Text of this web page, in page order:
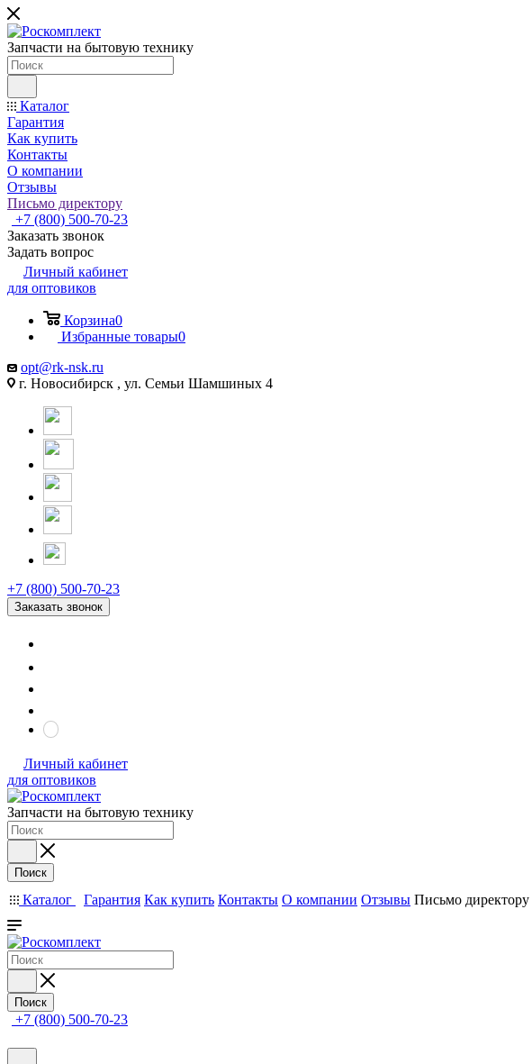
Запчасти на бытовую технику
Каталог
Гарантия
Как купить
Контакты
О компании
Отзывы
Письмо директору
+7 (800) 500-70-23
Заказать звонок
Задать вопрос
Личный кабинет
для оптовиков
Корзина0
Избранные товары0
opt@rk-nsk.ru
г. Новосибирск , ул. Семьи Шамшиных 4
+7 (800) 500-70-23
Заказать звонок
Личный кабинет
для оптовиков
Запчасти на бытовую технику
Поиск
Каталог Гарантия Как купить Контакты О компании Отзывы Письмо директору
Поиск
+7 (800) 500-70-23